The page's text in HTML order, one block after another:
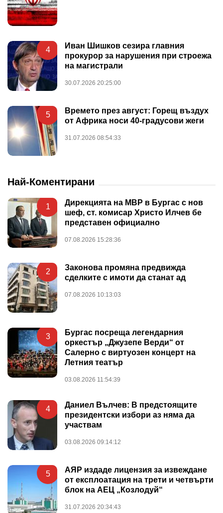
4
Иван Шишков сезира главния
прокурор за нарушения при строежа
на магистрали
30.07.2026 20:25:00
5
Времето през август: Горещ въздух
от Африка носи 40-градусови жеги
31.07.2026 08:54:33
Най-Коментирани
1
Дирекцията на МВР в Бургас с нов
шеф, ст. комисар Христо Илчев бе
представен официално
07.08.2026 15:28:36
2
Законова промяна предвижда
сделките с имоти да станат ад
07.08.2026 10:13:03
3
Бургас посреща легендарния
оркестър „Джузепе Верди“ от
Салерно с виртуозен концерт на
Летния театър
03.08.2026 11:54:39
4
Даниел Вълчев: В предстоящите
президентски избори аз няма да
участвам
03.08.2026 09:14:12
5
АЯР издаде лицензия за извеждане
от експлоатация на трети и четвърти
блок на АЕЦ „Козлодуй“
31.07.2026 20:34:43